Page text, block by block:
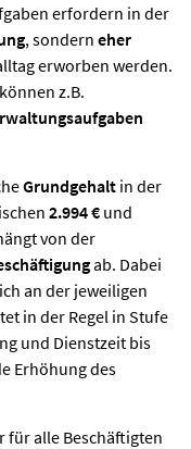
erfordern in der
, sondern eher
erworben werden.
z.B.
Grundgehalt in der
2.994 € und
von der
ab. Dabei
an der jeweiligen
in der Regel in Stufe
und Dienstzeit bis
Erhöhung des
für alle Beschäftigten